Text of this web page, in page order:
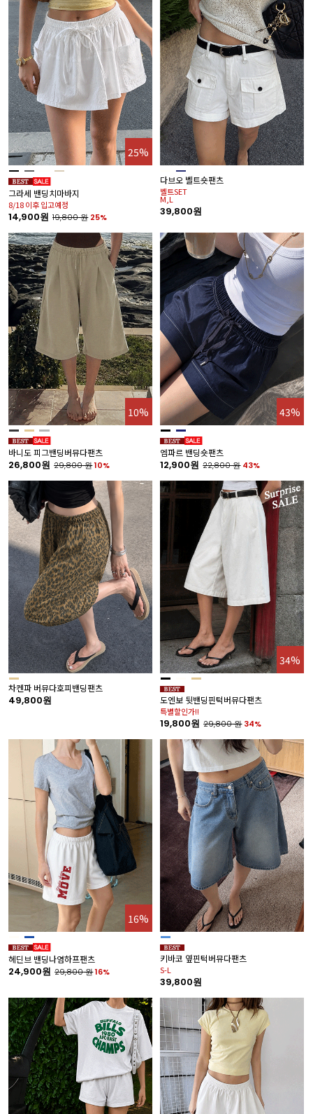
25%
그라세 밴딩치마바지
8/18 이후 입고예정
14,900원 19,800원 25%
다브오 벨트숏팬츠
벨트SET
M,L
39,800원
10%
바니도 피그밴딩버뮤다팬츠
26,800원 29,800원10%
43%
엠파르 밴딩숏팬츠
12,900원 22,800원 43%
차켄파 버뮤다호피밴딩팬츠
49,800원
34%
도엔보 뒷밴딩핀턱버뮤다팬츠
특별할인가!!
19,800원 29,800원 34%
16%
헤딘브 밴딩나염하프팬츠
24,900원 29,800원16%
키바코 옆핀턱버뮤다팬츠
S-L
39,800원